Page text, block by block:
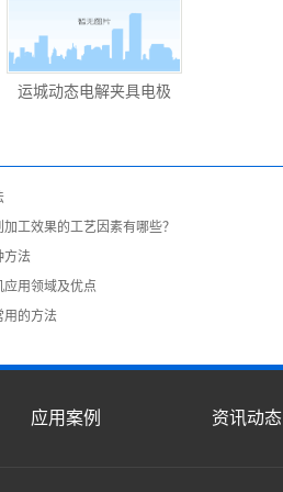
运城动态电解夹具电极
工效果的工艺因素有哪些？
方法
用领域及优点
用的方法
应用案例 资讯动态